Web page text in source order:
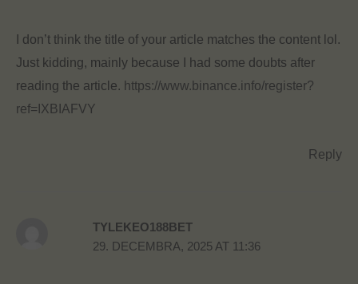
I don’t think the title of your article matches the content lol.
Just kidding, mainly because I had some doubts after
reading the article. https://www.binance.info/register?
ref=IXBIAFVY
Reply
TYLEKEO188BET
29. DECEMBRA, 2025 AT 11:36